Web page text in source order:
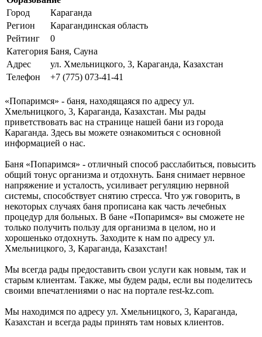
Город
Караганда
Регион
Карагандинская область
Рейтинг
0
Категория Баня, Сауна
Адрес
ул. Хмельницкого, 3, Караганда, Казахстан
Телефон
+7 (775) 073-41-41
«Попаримся» - баня, находящаяся по адресу ул.
Хмельницкого, 3, Караганда, Казахстан. Мы рады
приветствовать вас на странице нашей бани из города
Караганда. Здесь вы можете ознакомиться с основной
информацией о нас.
Баня «Попаримся» - отличный способ расслабиться, повысить
общий тонус организма и отдохнуть. Баня снимает нервное
напряжение и усталость, усиливает регуляцию нервной
системы, способствует снятию стресса. Что уж говорить, в
некоторых случаях баня прописана как часть лечебных
процедур для больных. В бане «Попаримся» вы сможете не
только получить пользу для организма в целом, но и
хорошенько отдохнуть. Заходите к нам по адресу ул.
Хмельницкого, 3, Караганда, Казахстан!
Мы всегда рады предоставить свои услуги как новым, так и
старым клиентам. Также, мы будем рады, если вы поделитесь
своими впечатлениями о нас на портале rest-kz.com.
Мы находимся по адресу ул. Хмельницкого, 3, Караганда,
Казахстан и всегда рады принять там новых клиентов.